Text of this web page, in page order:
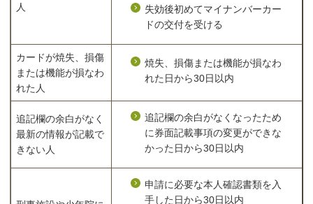
人
失効後初めてマイナンバーカー
ドの交付を受ける
カードが焼失、損傷
または機能が損なわ
れた人
焼失、損傷または機能が損なわ
れた日から30日以内
追記欄の余白がなく
最新の情報が記載で
きない人
追記欄の余白がなくなったため
に券面記載事項の変更ができな
かった日から30日以内
申請に必要な本人確認書類を入
手した日から30日以内